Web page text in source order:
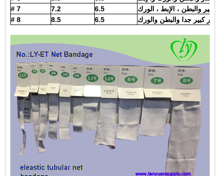
# 7
7.2 6.5
والبطن ، الإبط ، الورك
# 8
8.5 6.5